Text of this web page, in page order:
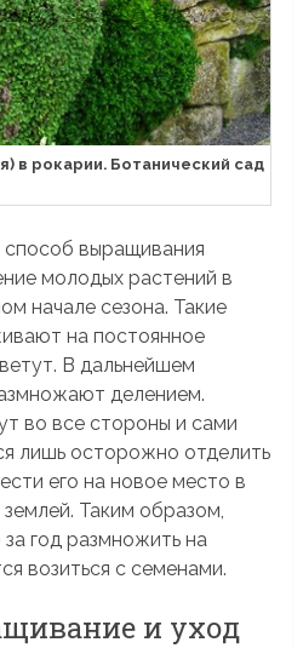
в рокарии. Ботанический сад
способ выращивания
молодых растений в
начале сезона. Такие
на постоянное
В дальнейшем
делением.
во все стороны и сами
лишь осторожно отделить
его на новое место в
Таким образом,
год размножить на
возиться с семенами.
и уход